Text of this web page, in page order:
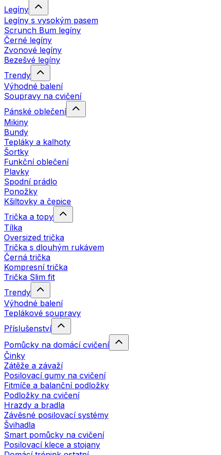
Legíny
Legíny s vysokým pasem
Scrunch Bum legíny
Černé legíny
Zvonové legíny
Bezešvé legíny
Trendy
Výhodné balení
Soupravy na cvičení
Pánské oblečení
Mikiny
Bundy
Tepláky a kalhoty
Šortky
Funkční oblečení
Plavky
Spodní prádlo
Ponožky
Kšiltovky a čepice
Trička a topy
Tílka
Oversized trička
Trička s dlouhým rukávem
Černá trička
Kompresní trička
Trička Slim fit
Trendy
Výhodné balení
Teplákové soupravy
Příslušenství
Pomůcky na domácí cvičení
Činky
Zátěže a závaží
Posilovací gumy na cvičení
Fitmíče a balanční podložky
Podložky na cvičení
Hrazdy a bradla
Závěsné posilovací systémy
Švihadla
Smart pomůcky na cvičení
Posilovací klece a stojany